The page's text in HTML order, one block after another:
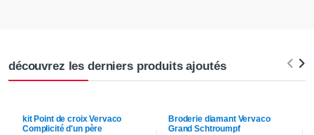
découvrez les derniers produits ajoutés
kit Point de croixVervaco
Complicité d'un père
Broderie diamant Vervaco
Grand Schtroumpf